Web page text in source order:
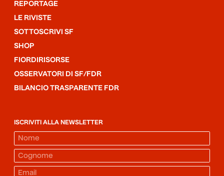
REPORTAGE
LE RIVISTE
SOTTOSCRIVI SF
SHOP
FIORDIRISORSE
OSSERVATORI DI SF/FDR
BILANCIO TRASPARENTE FDR
ISCRIVITI ALLA NEWSLETTER